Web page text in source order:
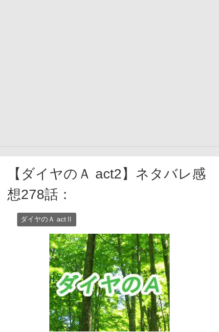
【ダイヤのＡ act2】ネタバレ感
想278話：
ダイヤのＡ actⅡ